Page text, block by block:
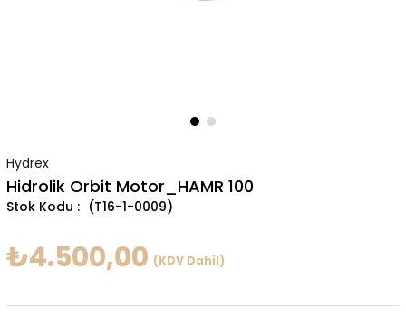
Hydrex
Hidrolik Orbit Motor_HAMR 100
(T16-1-0009)
₺4.500,00 (KDV Dahil)